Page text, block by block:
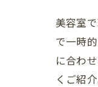
美容室
で一時
に合わ
くご紹